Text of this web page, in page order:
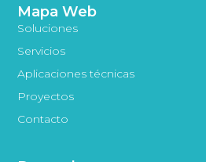
Mapa Web
Soluciones
Servicios
Aplicaciones técnicas
Proyectos
Contacto